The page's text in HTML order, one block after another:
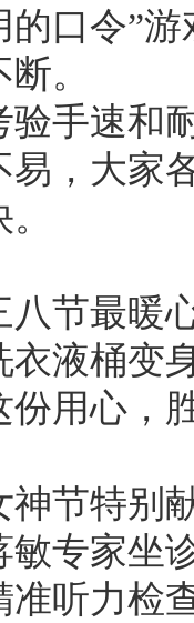
的口令”
。
验手速和
易，大家
八节最暖
衣液桶变
份用心，
神节特别
敏专家坐
准听力检